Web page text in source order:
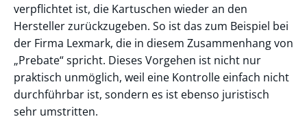
verpflichtet ist, die Kartuschen wieder an den
Hersteller zurückzugeben. So ist das zum Beispiel bei
der Firma Lexmark, die in diesem Zusammenhang von
„Prebate“ spricht. Dieses Vorgehen ist nicht nur
praktisch unmöglich, weil eine Kontrolle einfach nicht
durchführbar ist, sondern es ist ebenso juristisch
sehr umstritten.